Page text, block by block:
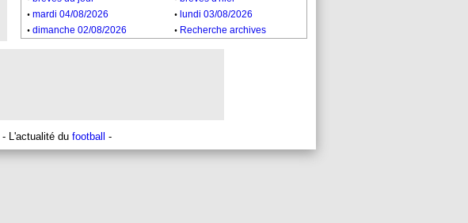
Milan : Maignan a encore impressionné Twitter
17/05 Toulouse: Regragui défend Aboukhlal
. mardi 04/08/2026 . lundi 03/08/2026
. dimanche 02/08/2026 . Recherche archives
- L'actualité du football -